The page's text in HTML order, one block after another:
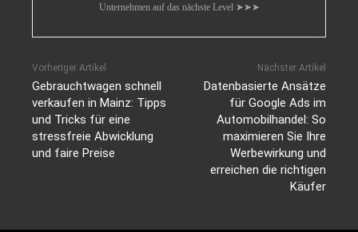
Unternehmen auf das nächste Level ➤➤➤
Vorheriger Artikel
Gebrauchtwagen schnell
verkaufen in Mainz: Tipps
und Tricks für eine
stressfreie Abwicklung
und faire Preise
Nächster Artikel
Datenbasierte Ansätze
für Google Ads im
Automobilhandel: So
maximieren Sie Ihre
Werbewirkung und
erreichen die richtigen
Käufer